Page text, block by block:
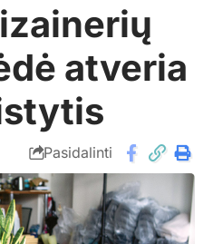
atveria
Pasidalinti